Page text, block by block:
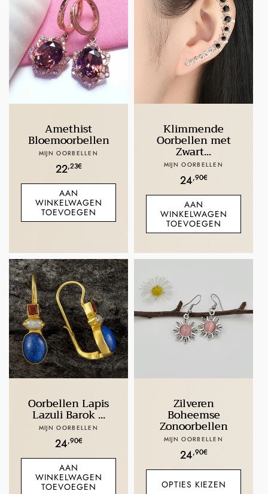
Amethist
Bloemoorbellen
Verkoper:
MIJN OORBELLEN
Normale
prijs
22,23€
AAN
WINKELWAGEN
TOEVOEGEN
Klimmende
Oorbellen met
Zwart...
Verkoper:
MIJN OORBELLEN
Normale
prijs
24,90€
AAN
WINKELWAGEN
TOEVOEGEN
Oorbellen Lapis
Lazuli Barok ...
Verkoper:
MIJN OORBELLEN
Normale
prijs
24,90€
AAN
WINKELWAGEN
TOEVOEGEN
Zilveren
Boheemse
Zonoorbellen
Verkoper:
MIJN OORBELLEN
Normale
prijs
24,90€
OPTIES KIEZEN